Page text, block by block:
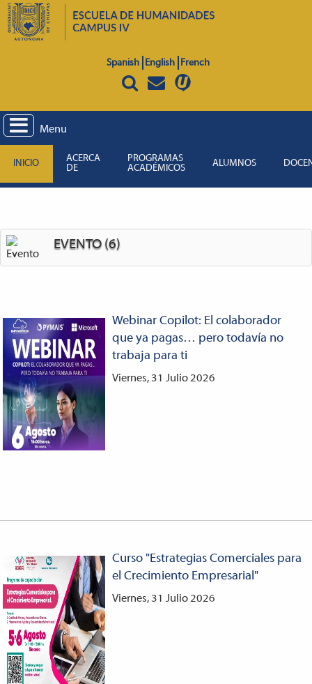
Spanish English French
Menu
INICIO
ACERCA
DE
PROGRAMAS
ACADÉMICOS
ALUMNOS
EVENTO (6)
Webinar Copilot: El colaborador
que ya pagas… pero todavía no
trabaja para ti
Viernes, 31 Julio 2026
Curso "Estrategias Comerciales para
el Crecimiento Empresarial"
Viernes, 31 Julio 2026